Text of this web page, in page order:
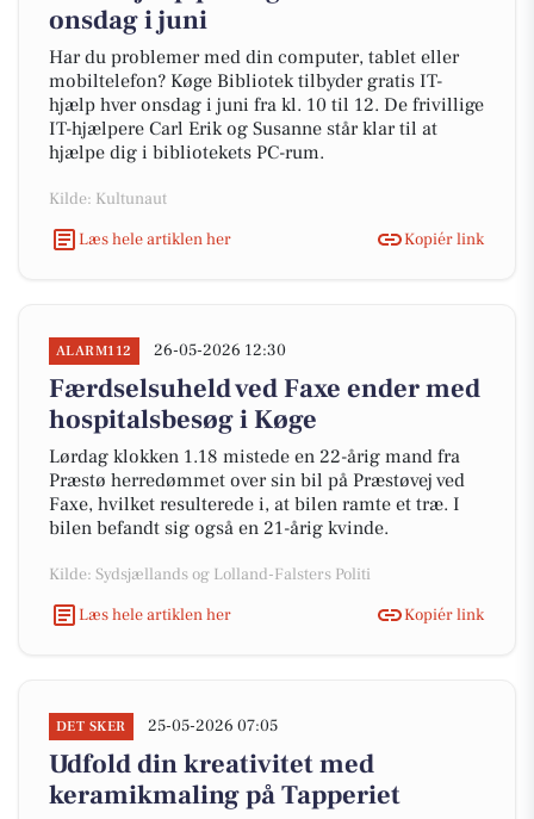
onsdag i juni
Har du problemer med din computer, tablet eller
mobiltelefon? Køge Bibliotek tilbyder gratis IT-
hjælp hver onsdag i juni fra kl. 10 til 12. De frivillige
IT-hjælpere Carl Erik og Susanne står klar til at
hjælpe dig i bibliotekets PC-rum.
Kilde: Kultunaut
Læs hele artiklen her
Kopiér link
ALARM112 26-05-2026 12:30
Færdselsuheld ved Faxe ender med
hospitalsbesøg i Køge
Lørdag klokken 1.18 mistede en 22-årig mand fra
Præstø herredømmet over sin bil på Præstøvej ved
Faxe, hvilket resulterede i, at bilen ramte et træ. I
bilen befandt sig også en 21-årig kvinde.
Kilde: Sydsjællands og Lolland-Falsters Politi
Læs hele artiklen her
Kopiér link
DET SKER 25-05-2026 07:05
Udfold din kreativitet med
keramikmaling på Tapperiet